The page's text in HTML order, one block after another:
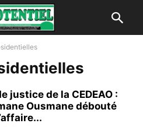
justice de la CEDEAO :
Ousmane débouté